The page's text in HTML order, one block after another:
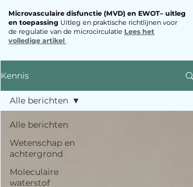
Microvasculaire disfunctie (MVD) en EWOT– uitleg
en toepassing Uitleg en praktische richtlijnen voor
de regulatie van de microcirculatie Lees het
volledige artikel
Kennis
Alle berichten
Wetenschap en
achtergrond
Moleculaire
waterstof
Alle berichten